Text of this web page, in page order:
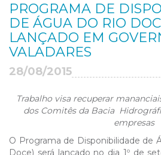
PROGRAMA DE
DE ÁGUA DO RIO
LANÇADO EM
VALADARES
28/08/2015
Trabalho visa recuperar
dos Comitês da Bacia
empresas
O Programa de Disponibilidade de
Doce) será lançado no dia 1º de